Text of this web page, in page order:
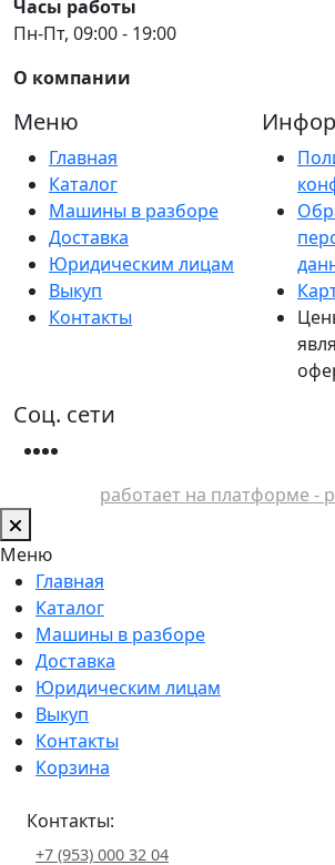
Часы работы
Пн-Пт, 09:00 - 19:00
О компании
Меню
Главная
Каталог
Машины в разборе
Доставка
Юридическим лицам
Выкуп
Контакты
Соц. сети
работает на платформе -
Меню
Главная
Каталог
Машины в разборе
Доставка
Юридическим лицам
Выкуп
Контакты
Корзина
Контакты:
+7 (953) 000 32 04